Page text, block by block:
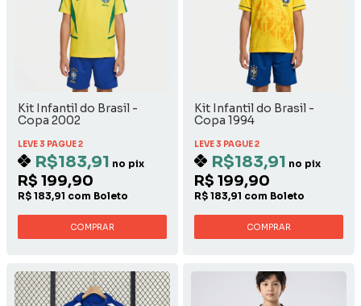
Kit Infantil do Brasil -
Copa 2002
LEVE 3 PAGUE 2
R$183,91 no pix
R$ 199,90
R$ 183,91 com Boleto
COMPRAR
Kit Infantil do Brasil -
Copa 1994
LEVE 3 PAGUE 2
R$183,91 no pix
R$ 199,90
R$ 183,91 com Boleto
COMPRAR